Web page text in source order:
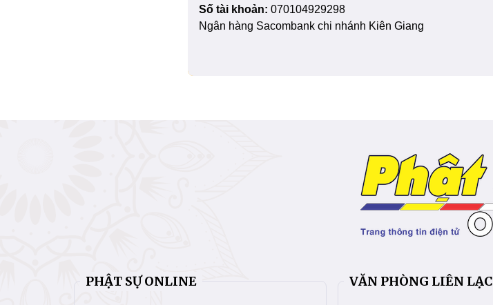
Số tài khoản: 070104929298
Ngân hàng Sacombank chi nhánh Kiên Giang
PHẬT SỰ ONLINE VĂN PHÒNG LIÊN LẠC